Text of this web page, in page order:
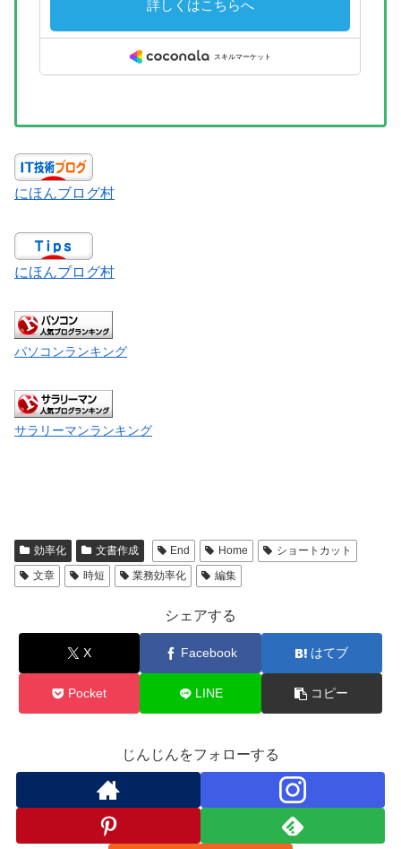
にほんブログ村
にほんブログ村
パソコンランキング
サラリーマンランキング
効率化 文書作成 End Home
ショートカット
文章
時短 業務効率化 編集
シェアする
X Facebook はてブ
Pocket LINE コピー
じんじんをフォローする